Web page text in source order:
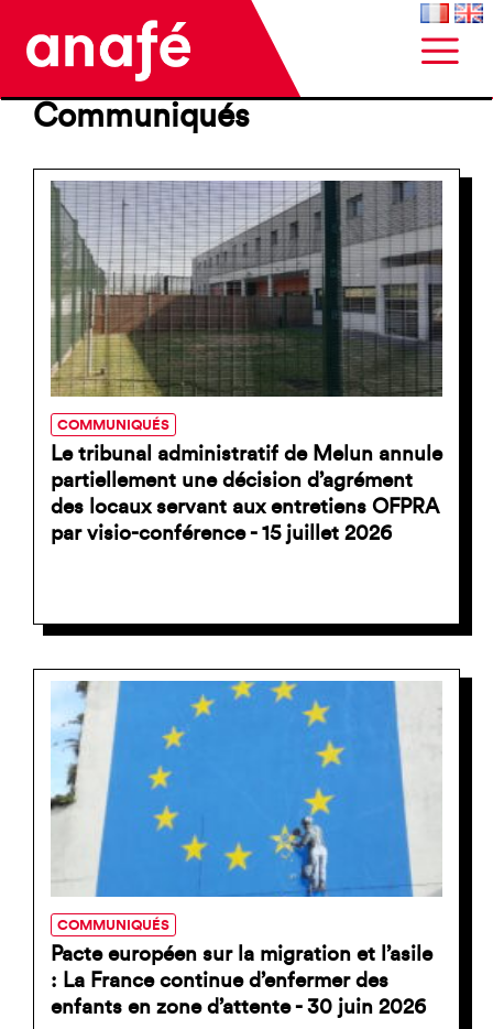
Communiqués
COMMUNIQUÉS
Le tribunal administratif de Melun annule
partiellement une décision d’agrément
des locaux servant aux entretiens OFPRA
par visio-conférence - 15 juillet 2026
COMMUNIQUÉS
Pacte européen sur la migration et l’asile
: La France continue d’enfermer des
enfants en zone d’attente - 30 juin 2026